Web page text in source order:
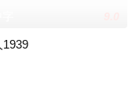
化铸魂”为核心主题，通过
神秘的玛莎，他就不会成